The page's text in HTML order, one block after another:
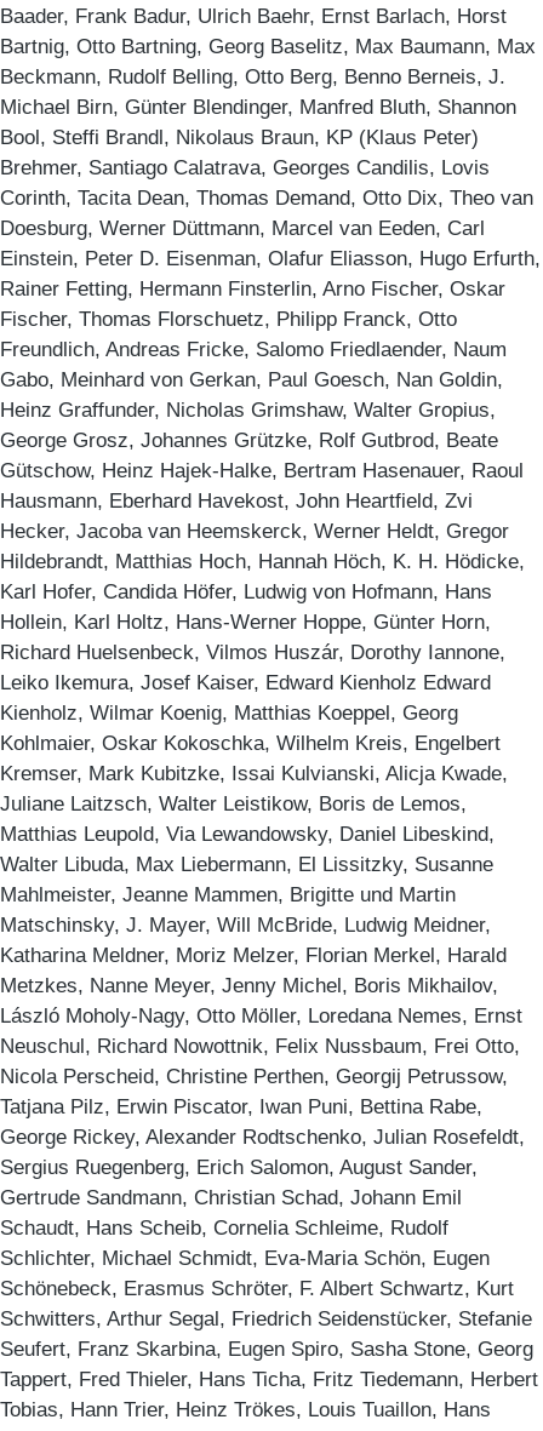
Baader, Frank Badur, Ulrich Baehr, Ernst Barlach, Horst
Bartnig, Otto Bartning, Georg Baselitz, Max Baumann, Max
Beckmann, Rudolf Belling, Otto Berg, Benno Berneis, J.
Michael Birn, Günter Blendinger, Manfred Bluth, Shannon
Bool, Steffi Brandl, Nikolaus Braun, KP (Klaus Peter)
Brehmer, Santiago Calatrava, Georges Candilis, Lovis
Corinth, Tacita Dean, Thomas Demand, Otto Dix, Theo van
Doesburg, Werner Düttmann, Marcel van Eeden, Carl
Einstein, Peter D. Eisenman, Olafur Eliasson, Hugo Erfurth,
Rainer Fetting, Hermann Finsterlin, Arno Fischer, Oskar
Fischer, Thomas Florschuetz, Philipp Franck, Otto
Freundlich, Andreas Fricke, Salomo Friedlaender, Naum
Gabo, Meinhard von Gerkan, Paul Goesch, Nan Goldin,
Heinz Graffunder, Nicholas Grimshaw, Walter Gropius,
George Grosz, Johannes Grützke, Rolf Gutbrod, Beate
Gütschow, Heinz Hajek-Halke, Bertram Hasenauer, Raoul
Hausmann, Eberhard Havekost, John Heartfield, Zvi
Hecker, Jacoba van Heemskerck, Werner Heldt, Gregor
Hildebrandt, Matthias Hoch, Hannah Höch, K. H. Hödicke,
Karl Hofer, Candida Höfer, Ludwig von Hofmann, Hans
Hollein, Karl Holtz, Hans-Werner Hoppe, Günter Horn,
Richard Huelsenbeck, Vilmos Huszár, Dorothy Iannone,
Leiko Ikemura, Josef Kaiser, Edward Kienholz Edward
Kienholz, Wilmar Koenig, Matthias Koeppel, Georg
Kohlmaier, Oskar Kokoschka, Wilhelm Kreis, Engelbert
Kremser, Mark Kubitzke, Issai Kulvianski, Alicja Kwade,
Juliane Laitzsch, Walter Leistikow, Boris de Lemos,
Matthias Leupold, Via Lewandowsky, Daniel Libeskind,
Walter Libuda, Max Liebermann, El Lissitzky, Susanne
Mahlmeister, Jeanne Mammen, Brigitte und Martin
Matschinsky, J. Mayer, Will McBride, Ludwig Meidner,
Katharina Meldner, Moriz Melzer, Florian Merkel, Harald
Metzkes, Nanne Meyer, Jenny Michel, Boris Mikhailov,
László Moholy-Nagy, Otto Möller, Loredana Nemes, Ernst
Neuschul, Richard Nowottnik, Felix Nussbaum, Frei Otto,
Nicola Perscheid, Christine Perthen, Georgij Petrussow,
Tatjana Pilz, Erwin Piscator, Iwan Puni, Bettina Rabe,
George Rickey, Alexander Rodtschenko, Julian Rosefeldt,
Sergius Ruegenberg, Erich Salomon, August Sander,
Gertrude Sandmann, Christian Schad, Johann Emil
Schaudt, Hans Scheib, Cornelia Schleime, Rudolf
Schlichter, Michael Schmidt, Eva-Maria Schön, Eugen
Schönebeck, Erasmus Schröter, F. Albert Schwartz, Kurt
Schwitters, Arthur Segal, Friedrich Seidenstücker, Stefanie
Seufert, Franz Skarbina, Eugen Spiro, Sasha Stone, Georg
Tappert, Fred Thieler, Hans Ticha, Fritz Tiedemann, Herbert
Tobias, Hann Trier, Heinz Trökes, Louis Tuaillon, Hans